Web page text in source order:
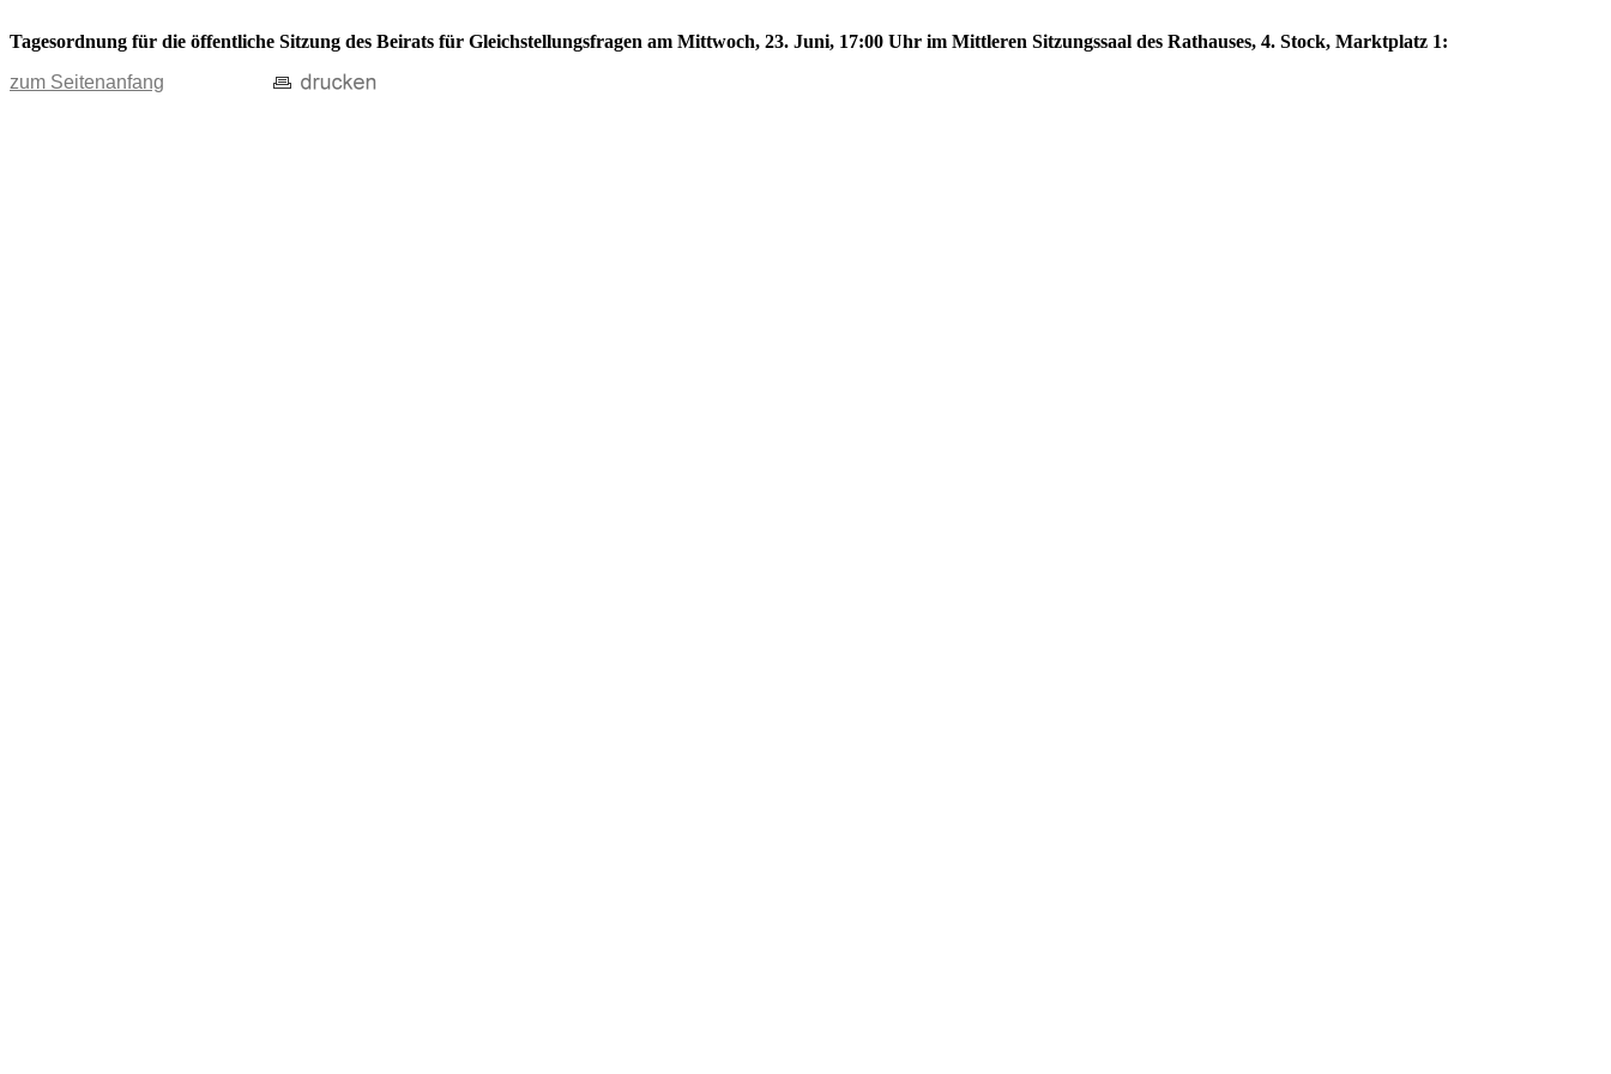
Tagesordnung für die öffentliche Sitzung des Beirats für Gleichstellungsfragen am Mittwoch, 23. Juni, 17:00 Uhr im Mittleren Sitzungssaal des Rathauses, 4. Stock, Marktplatz 1:
zum Seitenanfang